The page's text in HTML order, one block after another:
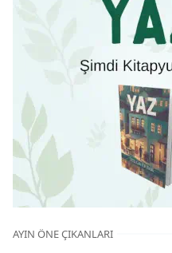
AYIN ÖNE ÇIKANLARI